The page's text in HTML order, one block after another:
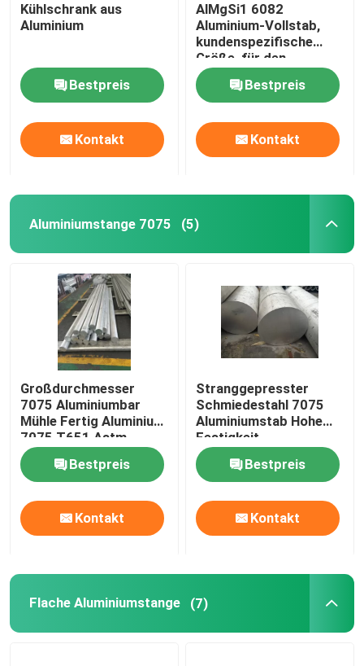
Kühlschrank aus
Aluminium
Bestpreis
Kontakt
AlMgSi1 6082
Aluminium-Vollstab,
kundenspezifische
Größe, für den
konstruktiven
IngenieurbauBestpreis
Kontakt
Aluminiumstange 7075 (5)
Großdurchmesser
7075 Aluminiumbar
Mühle Fertig Aluminium
7075 T651 Astm
Standard
Bestpreis
Kontakt
Stranggepresster
Schmiedestahl 7075
Aluminiumstab Hohe
Festigkeit
Ausreichende
Bearbeitbarkeit
Bestpreis
Kontakt
Flache Aluminiumstange (7)